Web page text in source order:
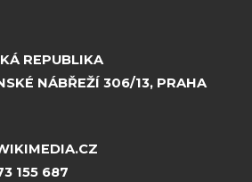
REPUBLIKA
NÁBŘEŽÍ 306/13, PRAHA
155 687